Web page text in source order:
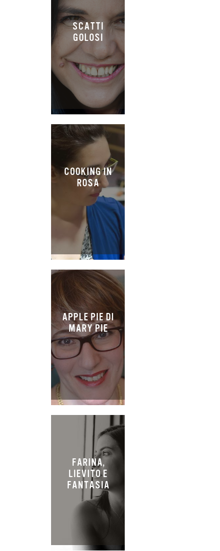
SCATTI
GOLOSI
COOKING IN
ROSA
APPLE PIE DI
MARY PIE
FARINA,
LIEVITO E
FANTASIA